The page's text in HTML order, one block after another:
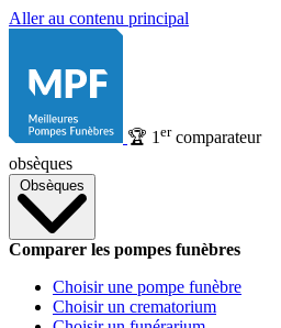
Aller au contenu principal
🏆 1 ercomparateur
obsèques
Obsèques
Comparer les pompes funèbres
Choisir une pompe funèbre
Choisir un crematorium